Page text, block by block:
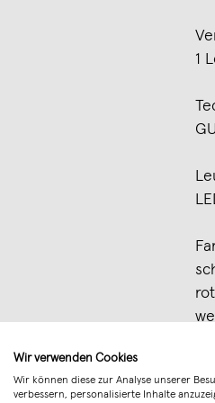
1
Wir verwenden Cookies
Wir können diese zur Analyse unserer
verbessern, personalisierte Inhalte